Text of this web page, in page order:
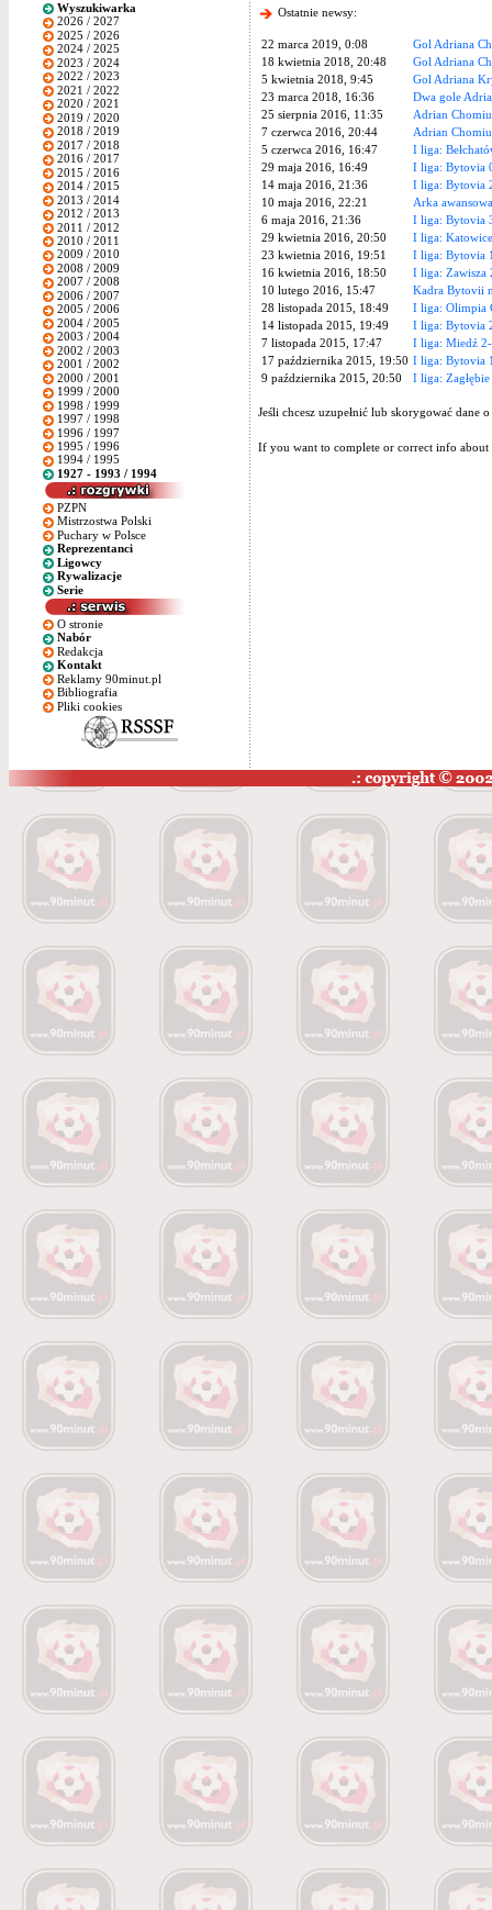
Wyszukiwarka
2026 / 2027
2025 / 2026
2024 / 2025
2023 / 2024
2022 / 2023
2021 / 2022
2020 / 2021
2019 / 2020
2018 / 2019
2017 / 2018
2016 / 2017
2015 / 2016
2014 / 2015
2013 / 2014
2012 / 2013
2011 / 2012
2010 / 2011
2009 / 2010
2008 / 2009
2007 / 2008
2006 / 2007
2005 / 2006
2004 / 2005
2003 / 2004
2002 / 2003
2001 / 2002
2000 / 2001
1999 / 2000
1998 / 1999
1997 / 1998
1996 / 1997
1995 / 1996
1994 / 1995
1927 - 1993 / 1994
PZPN
Mistrzostwa Polski
Puchary w Polsce
Reprezentanci
Ligowcy
Rywalizacje
Serie
O stronie
Nabór
Redakcja
Kontakt
Reklamy 90minut.pl
Bibliografia
Pliki cookies
Ostatnie newsy:
22 marca 2019, 0:08
Gol Adriana
18 kwietnia 2018, 20:48
Gol Adriana
5 kwietnia 2018, 9:45
Gol Adriana
23 marca 2018, 16:36
Dwa gole
25 sierpnia 2016, 11:35
Adrian
7 czerwca 2016, 20:44
Adrian
5 czerwca 2016, 16:47
I liga:
29 maja 2016, 16:49
I liga: Bytovia
14 maja 2016, 21:36
I liga: Bytovia
10 maja 2016, 22:21
Arka
6 maja 2016, 21:36
I liga: Bytovia
29 kwietnia 2016, 20:50
I liga:
23 kwietnia 2016, 19:51
I liga: Bytovia
16 kwietnia 2016, 18:50
I liga: Zawisza
10 lutego 2016, 15:47
Kadra Bytovii
28 listopada 2015, 18:49
I liga: Olimpia
14 listopada 2015, 19:49
I liga: Bytovia
7 listopada 2015, 17:47
I liga: Miedź
17 października 2015, 19:50 I liga: Bytovia
9 października 2015, 20:50
I liga:
Jeśli chcesz uzupełnić lub skorygować
If you want to complete or correct info